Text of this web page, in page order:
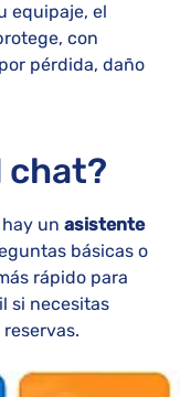
equipaje, el
con
por pérdida, daño
chat?
un asistente
básicas o
rápido para
si necesitas